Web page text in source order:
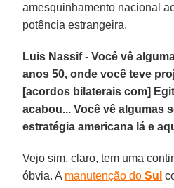
amesquinhamento nacional
potência estrangeira.
Luis Nassif - Você vê
anos 50, onde você teve
[acordos bilaterais com]
acabou... Você vê algumas
estratégia americana lá e
Vejo sim, claro, tem uma
óbvia. A manutenção doSul